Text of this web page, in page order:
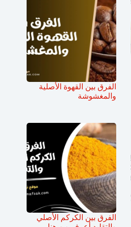
الفرق بين القهوة الأصلية
والمغشوشة
الفرق بين الكركم الأصلي